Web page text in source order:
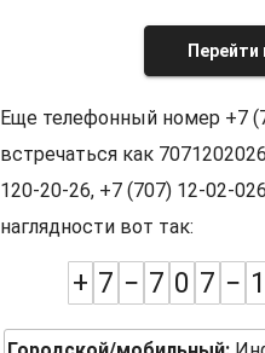
Еще телефонный номер +7
встречаться как
120-20-26, +7 (707) 12-02-
наглядности вот так:
+ 7 − 7 0 7 − 1